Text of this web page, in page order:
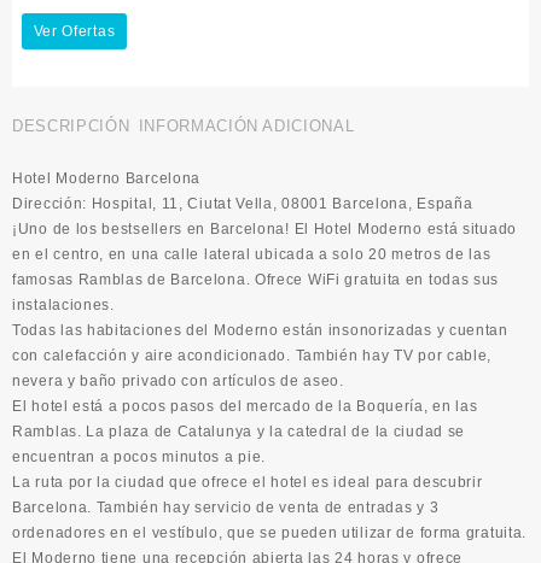
Ver Ofertas
DESCRIPCIÓN INFORMACIÓN ADICIONAL
Hotel Moderno Barcelona
Dirección: Hospital, 11, Ciutat Vella, 08001 Barcelona, España
¡Uno de los bestsellers en Barcelona! El Hotel Moderno está situado
en el centro, en una calle lateral ubicada a solo 20 metros de las
famosas Ramblas de Barcelona. Ofrece WiFi gratuita en todas sus
instalaciones.
Todas las habitaciones del Moderno están insonorizadas y cuentan
con calefacción y aire acondicionado. También hay TV por cable,
nevera y baño privado con artículos de aseo.
El hotel está a pocos pasos del mercado de la Boquería, en las
Ramblas. La plaza de Catalunya y la catedral de la ciudad se
encuentran a pocos minutos a pie.
La ruta por la ciudad que ofrece el hotel es ideal para descubrir
Barcelona. También hay servicio de venta de entradas y 3
ordenadores en el vestíbulo, que se pueden utilizar de forma gratuita.
El Moderno tiene una recepción abierta las 24 horas y ofrece